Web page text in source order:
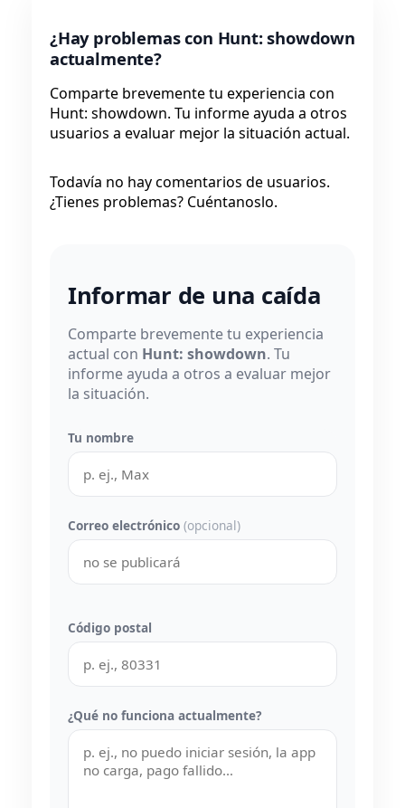
¿Hay problemas con Hunt: showdown
actualmente?
Comparte brevemente tu experiencia con
Hunt: showdown. Tu informe ayuda a otros
usuarios a evaluar mejor la situación actual.
Todavía no hay comentarios de usuarios.
¿Tienes problemas? Cuéntanoslo.
Informar de una caída
Comparte brevemente tu experiencia
actual con Hunt: showdown. Tu
informe ayuda a otros a evaluar mejor
la situación.
Tu nombre
Correo electrónico (opcional)
Código postal
¿Qué no funciona actualmente?